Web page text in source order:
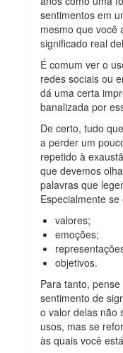
sentimentos em
mesmo que você
significado real
É comum ver o
redes sociais ou
dá uma certa
banalizada por
De certo, tudo
a perder um
repetido à
que devemos
palavras que
Especialmente
valores;
emoções;
objetivos.
Para tanto,
sentimento de
o valor delas não
usos, mas se
às quais você